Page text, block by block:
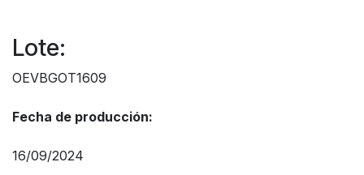
Lote:
OEVBGOT1609
Fecha de producción:
16/09/2024